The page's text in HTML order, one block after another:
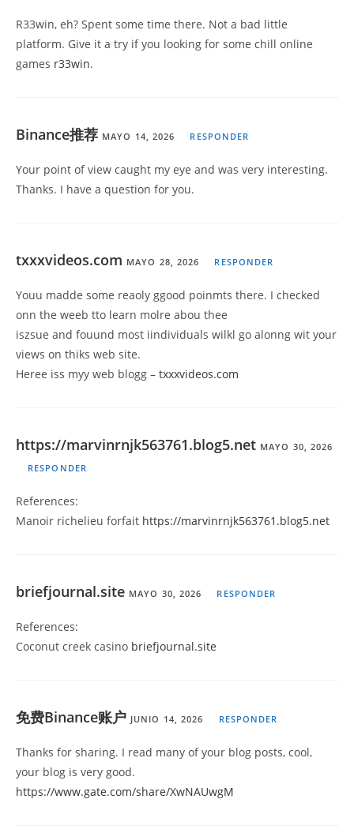
R33win, eh? Spent some time there. Not a bad little
platform. Give it a try if you looking for some chill online
games r33win.
Binance推荐 MAYO 14, 2026 RESPONDER
Your point of view caught my eye and was very interesting.
Thanks. I have a question for you.
txxxvideos.com MAYO 28, 2026 RESPONDER
Youu madde some reaoly ggood poinmts there. I checked
onn the weeb tto learn molre abou thee
iszsue and fouund most iindividuals wilkl go alonng wit your
views on thiks web site.
Heree iss myy web blogg – txxxvideos.com
https://marvinrnjk563761.blog5.net MAYO 30, 2026
RESPONDER
References:
Manoir richelieu forfait https://marvinrnjk563761.blog5.net
briefjournal.site MAYO 30, 2026 RESPONDER
References:
Coconut creek casino briefjournal.site
免费Binance账户 JUNIO 14, 2026 RESPONDER
Thanks for sharing. I read many of your blog posts, cool,
your blog is very good.
https://www.gate.com/share/XwNAUwgM